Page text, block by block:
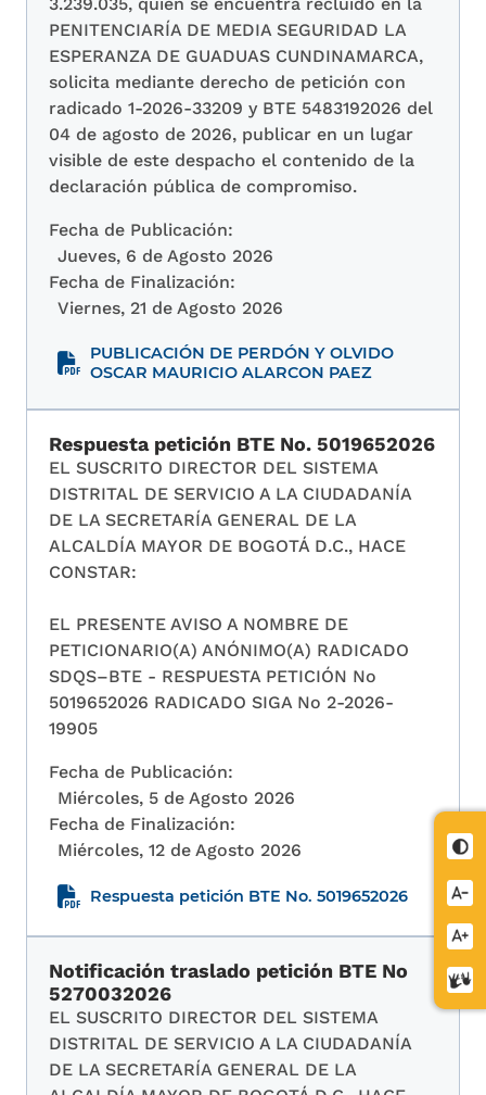
de
3.239.035, quien se encuentra recluido en la
PENITENCIARÍA DE MEDIA SEGURIDAD LA
ESPERANZA DE GUADUAS CUNDINAMARCA,
solicita mediante derecho de petición con
radicado 1-2026-33209 y BTE 5483192026 del
04 de agosto de 2026, publicar en un lugar
visible de este despacho el contenido de la
declaración pública de compromiso.
Fecha de Publicación:
Jueves, 6 de Agosto 2026
Fecha de Finalización:
Viernes, 21 de Agosto 2026
PUBLICACIÓN DE PERDÓN Y OLVIDO
OSCAR MAURICIO ALARCON PAEZ
Respuesta petición BTE No. 5019652026
EL SUSCRITO DIRECTOR DEL SISTEMA
DISTRITAL DE SERVICIO A LA CIUDADANÍA
DE LA SECRETARÍA GENERAL DE LA
ALCALDÍA MAYOR DE BOGOTÁ D.C., HACE
CONSTAR:
EL PRESENTE AVISO A NOMBRE DE
PETICIONARIO(A) ANÓNIMO(A) RADICADO
SDQS–BTE - RESPUESTA PETICIÓN No
5019652026 RADICADO SIGA No 2-2026-
19905
Fecha de Publicación:
Miércoles, 5 de Agosto 2026
Fecha de Finalización:
Miércoles, 12 de Agosto 2026
Respuesta petición BTE No. 5019652026
Notificación traslado petición BTE No
5270032026
EL SUSCRITO DIRECTOR DEL SISTEMA
DISTRITAL DE SERVICIO A LA CIUDADANÍA
DE LA SECRETARÍA GENERAL DE LA